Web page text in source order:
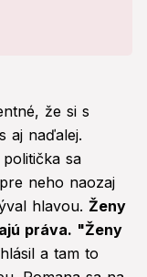
že si s
aj naďalej.
sa
neho naozaj
hlavou. Ženy
práva. "Ženy
a tam to